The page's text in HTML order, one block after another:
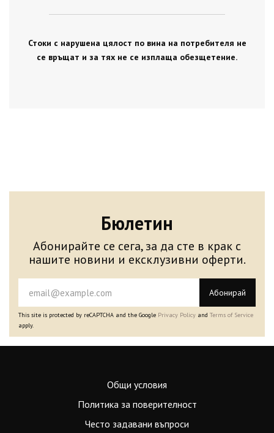
Стоки с нарушена цялост по вина на потребителя не
се връщат и за тях не се изплаща обезщетение.
Бюлетин
Абонирайте се сега, за да сте в крак с
нашите новини и ексклузивни оферти.
Абонирай
This site is protected by reCAPTCHA and the Google Privacy Policy and Terms of Service
apply.
Общи условия
Политика за поверителност
Често задавани въпроси